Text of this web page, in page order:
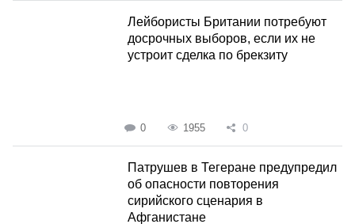
Лейбористы Британии потребуют
досрочных выборов, если их не
устроит сделка по брекзиту
0 1955 0
Патрушев в Тегеране предупредил
об опасности повторения
сирийского сценария в
Афганистане